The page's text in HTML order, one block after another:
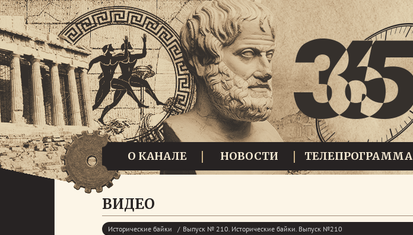
О КАНАЛЕ НОВОСТИ ТЕЛЕПРОГРАММА
ВИДЕО
Исторические байки Выпуск № 210. Исторические байки. Выпуск №210